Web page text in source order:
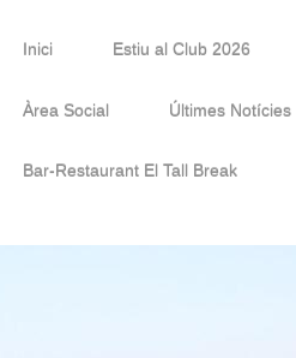
Inici Estiu al Club 2026
Àrea Social Últimes Notícies
Bar-Restaurant El Tall Break